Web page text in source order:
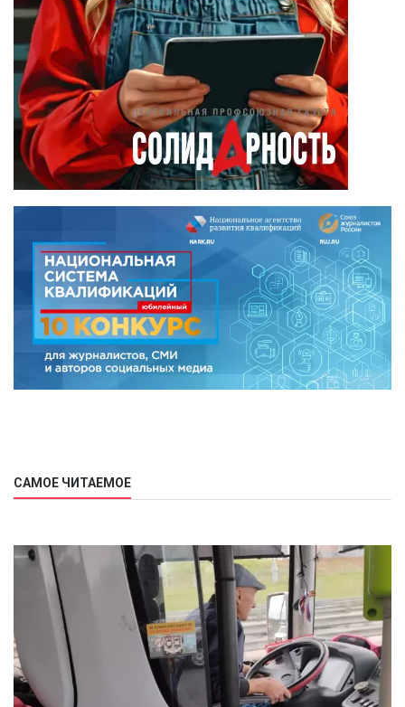
САМОЕ ЧИТАЕМОЕ